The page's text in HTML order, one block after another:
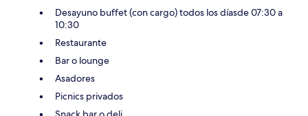
Desayuno buffet (con cargo) todos los díasde 07:30 a
10:30
Restaurante
Bar o lounge
Asadores
Picnics privados